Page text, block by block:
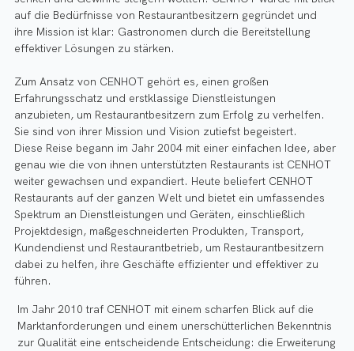
auf die Bedürfnisse von Restaurantbesitzern gegründet und
ihre Mission ist klar: Gastronomen durch die Bereitstellung
effektiver Lösungen zu stärken.
Zum Ansatz von CENHOT gehört es, einen großen
Erfahrungsschatz und erstklassige Dienstleistungen
anzubieten, um Restaurantbesitzern zum Erfolg zu verhelfen.
Sie sind von ihrer Mission und Vision zutiefst begeistert.
Diese Reise begann im Jahr 2004 mit einer einfachen Idee, aber
genau wie die von ihnen unterstützten Restaurants ist CENHOT
weiter gewachsen und expandiert. Heute beliefert CENHOT
Restaurants auf der ganzen Welt und bietet ein umfassendes
Spektrum an Dienstleistungen und Geräten, einschließlich
Projektdesign, maßgeschneiderten Produkten, Transport,
Kundendienst und Restaurantbetrieb, um Restaurantbesitzern
dabei zu helfen, ihre Geschäfte effizienter und effektiver zu
führen.
Im Jahr 2010 traf CENHOT mit einem scharfen Blick auf die
Marktanforderungen und einem unerschütterlichen Bekenntnis
zur Qualität eine entscheidende Entscheidung: die Erweiterung